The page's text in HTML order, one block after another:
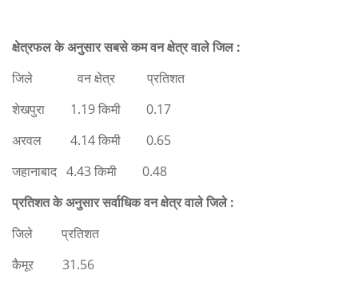
क्षेत्रफल के अनुसार सबसे कम वन क्षेत्र वाले जिल :
जिले वन क्षेत्र प्रतिशत
शेखपुरा 1.19 किमी 0.17
अरवल 4.14 किमी 0.65
जहानाबाद 4.43 किमी 0.48
प्रतिशत के अनुसार सर्वाधिक वन क्षेत्र वाले जिले :
जिले प्रतिशत
कैमूर 31.56